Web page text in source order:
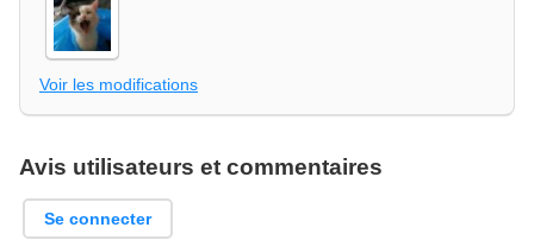
Voir les modifications
Avis utilisateurs et commentaires
Se connecter